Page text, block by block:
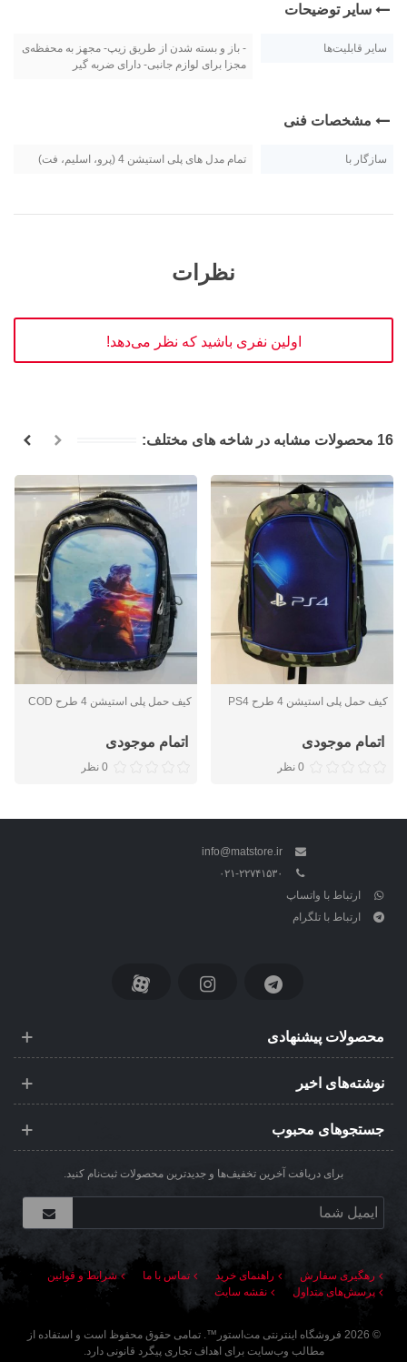
سایر توضیحات
سایر قابلیت‌ها
- باز و بسته شدن از طریق زیپ- مجهز به محفظه‌ی
مجزا برای لوازم جانبی- دارای ضربه گیر
مشخصات فنی
سازگار با تمام مدل های پلی استیشن 4 (پرو، اسلیم، فت)
نظرات
اولین نفری باشید که نظر می‌دهد!
16 محصولات مشابه در شاخه های مختلف:
کیف حمل پلی استیشن 4 طرح PS4
اتمام موجودی
0 نظر
کیف حمل پلی استیشن 4 طرح COD
اتمام موجودی
0 نظر
info@matstore.ir
۰۲۱-۲۲۷۴۱۵۳۰
ارتباط با واتساپ
ارتباط با تلگرام
محصولات پیشنهادی
نوشته‌های اخیر
جستجوهای محبوب
برای دریافت آخرین تخفیف‌ها و جدیدترین محصولات ثبت‌نام کنید.
رهگیری سفارش راهنمای خرید تماس با ما
شرایط و قوانین
پرسش‌های متداول
نقشه سایت
©
2026 فروشگاه اینترنتی مت‌استور ™. تمامی حقوق محفوظ است و استفاده از
مطالب وب‌سایت برای اهداف تجاری پیگرد قانونی دارد.